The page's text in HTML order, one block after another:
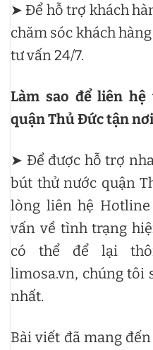
➤ Để hỗ trợ khách
chăm sóc khách
tư vấn 24/7.
Làm sao để liên
quận Thủ Đức tận
➤ Để được hỗ trợ
bút thử nước quận
lòng liên hệ Hotline
vấn về tình trạng
có thể để lại
limosa.vn, chúng tôi
nhất.
Bài viết đã mang